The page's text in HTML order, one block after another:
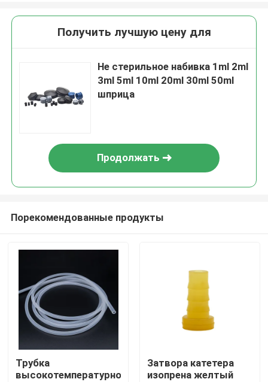
Получить лучшую цену для
Не стерильное набивка 1ml 2ml
3ml 5ml 10ml 20ml 30ml 50ml
шприца
Продолжать
Порекомендованные продукты
Трубка
высокотемпературного
Затвора катетера
изопрена желтый